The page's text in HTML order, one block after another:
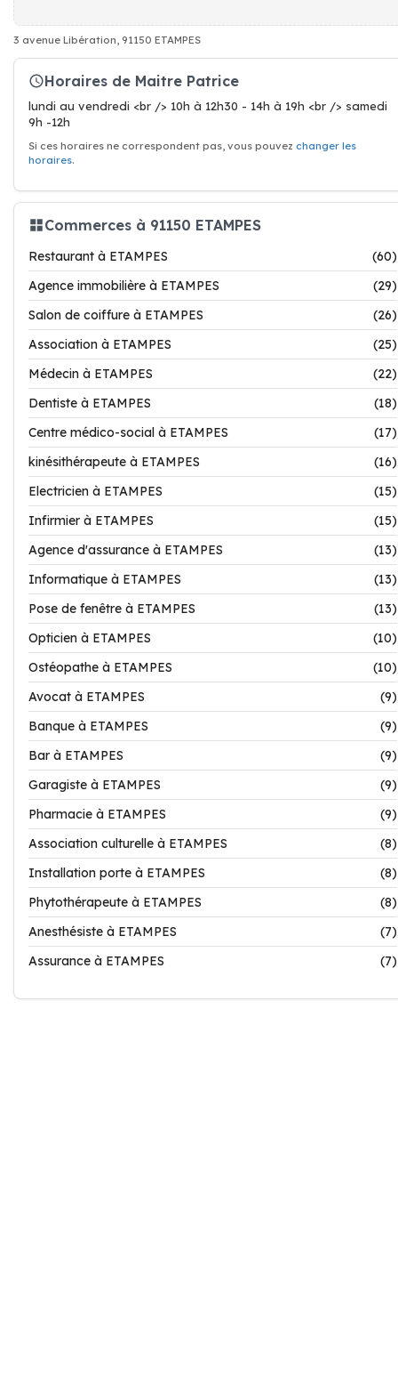
3 avenue Libération, 91150 ETAMPES
Horaires de Maitre Patrice
lundi au vendredi <br /> 10h à 12h30 - 14h à 19h <br /> samedi
9h -12h
Si ces horaires ne correspondent pas, vous pouvez changer les
horaires.
Commerces à 91150 ETAMPES
Restaurant à ETAMPES
(60)
Agence immobilière à ETAMPES
(29)
Salon de coiffure à ETAMPES
(26)
Association à ETAMPES
(25)
Médecin à ETAMPES
(22)
Dentiste à ETAMPES
(18)
Centre médico-social à ETAMPES
(17)
kinésithérapeute à ETAMPES
(16)
Electricien à ETAMPES
(15)
Infirmier à ETAMPES
(15)
Agence d'assurance à ETAMPES
(13)
Informatique à ETAMPES
(13)
Pose de fenêtre à ETAMPES
(13)
Opticien à ETAMPES
(10)
Ostéopathe à ETAMPES
(10)
Avocat à ETAMPES
(9)
Banque à ETAMPES
(9)
Bar à ETAMPES
(9)
Garagiste à ETAMPES
(9)
Pharmacie à ETAMPES
(9)
Association culturelle à ETAMPES
(8)
Installation porte à ETAMPES
(8)
Phytothérapeute à ETAMPES
(8)
Anesthésiste à ETAMPES
(7)
Assurance à ETAMPES
(7)